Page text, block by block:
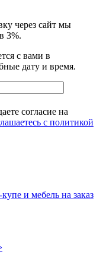
через сайт мы
3%.
с вами в
дату и время.
согласие на
c политикой
и мебель на заказ